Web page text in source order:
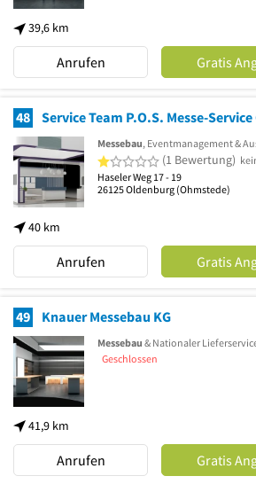
39,6 km
Anrufen Gratis
48 Service Team P.O.S. Messe-Service
40 km
Messebau, Eventmanagement &
1 von 5 Sternen
(1 Bewertung)
Haseler Weg 17 - 19
26125Oldenburg (Ohmstede)
Anrufen Gratis
49 Knauer Messebau KG
41,9 km
Messebau & Nationaler
Geschlossen
Anrufen Gratis